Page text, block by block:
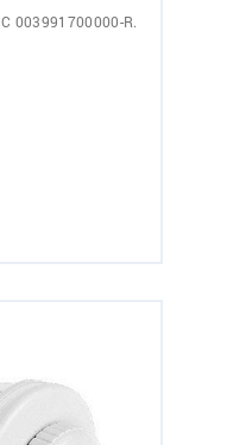
003991700000-R.